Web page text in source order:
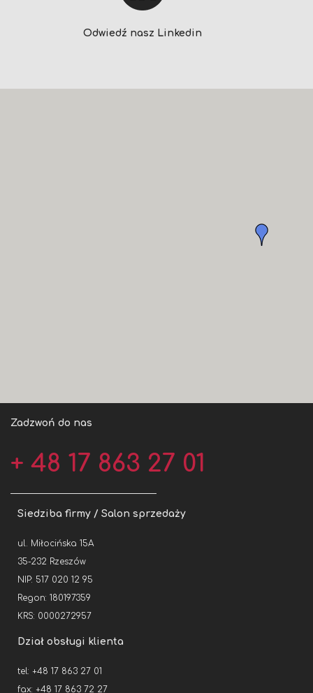
Odwiedź nasz Linkedin
Zadzwoń do nas
+ 48 17 863 27 01
Siedziba firmy / Salon sprzedaży
ul. Miłocińska 15A
35-232 Rzeszów
NIP: 517 020 12 95
Regon: 180197359
KRS: 0000272957
Dział obsługi klienta
tel: +48 17 863 27 01
fax: +48 17 863 72 27